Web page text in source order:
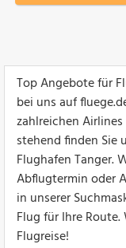
Top Angebote für
bei uns auf
zahlreichen
stehend finden Sie
Flughafen Tanger.
Abflugtermin oder
in unserer
Flug für Ihre
Flugreise!